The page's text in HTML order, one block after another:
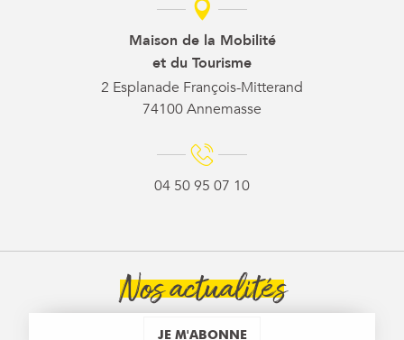
Maison de la Mobilité
et du Tourisme
2 Esplanade François-Mitterand
74100 Annemasse
04 50 95 07 10
Nos actualités
JE M'ABONNE